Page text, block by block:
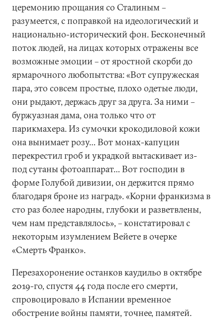
церемонию прощания со Сталиным –
разумеется, с поправкой на идеологический и
национально-исторический фон. Бесконечный
поток людей, на лицах которых отражены все
возможные эмоции – от яростной скорби до
ярмарочного любопытства: «Вот супружеская
пара, это совсем простые, плохо одетые люди,
они рыдают, держась друг за друга. За ними –
буржуазная дама, она только что от
парикмахера. Из сумочки крокодиловой кожи
она вынимает розу… Вот монах-капуцин
перекрестил гроб и украдкой вытаскивает из-
под сутаны фотоаппарат… Вот господин в
форме Голубой дивизии, он держится прямо
благодаря броне из наград». «Корни франкизма в
сто раз более народны, глубоки и разветвлены,
чем нам представлялось», – констатировал с
некоторым изумлением Вейетe в очерке
«Смерть Франко».
Перезахоронение останков каудильо в октябре
2019-го, спустя 44 года после его смерти,
спровоцировало в Испании временное
обострение войны памяти, точнее, памятей.